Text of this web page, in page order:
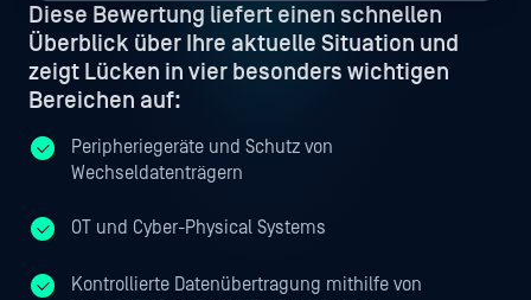
Diese Bewertung liefert einen schnellen
Überblick über Ihre aktuelle Situation und
zeigt Lücken in vier besonders wichtigen
Bereichen auf:
Peripheriegeräte und Schutz von
Wechseldatenträgern
OT und Cyber-Physical Systems
Kontrollierte Datenübertragung mithilfe von